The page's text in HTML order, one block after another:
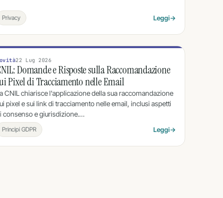
Privacy Leggi→
22 Lug 2026
Domande e Risposte sulla Raccomandazione
Pixel di Tracciamento nelle Email
CNIL chiarisce l'applicazione della sua raccomandazione
pixel e sui link di tracciamento nelle email, inclusi aspetti
consenso e giurisdizione.…
Principi GDPR Leggi→